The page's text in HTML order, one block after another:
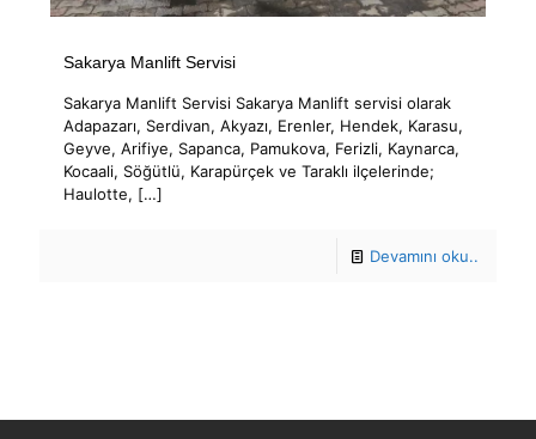
Sakarya Manlift Servisi
Sakarya Manlift Servisi Sakarya Manlift servisi olarak
Adapazarı, Serdivan, Akyazı, Erenler, Hendek, Karasu,
Geyve, Arifiye, Sapanca, Pamukova, Ferizli, Kaynarca,
Kocaali, Söğütlü, Karapürçek ve Taraklı ilçelerinde;
Haulotte, […]
Devamını oku..